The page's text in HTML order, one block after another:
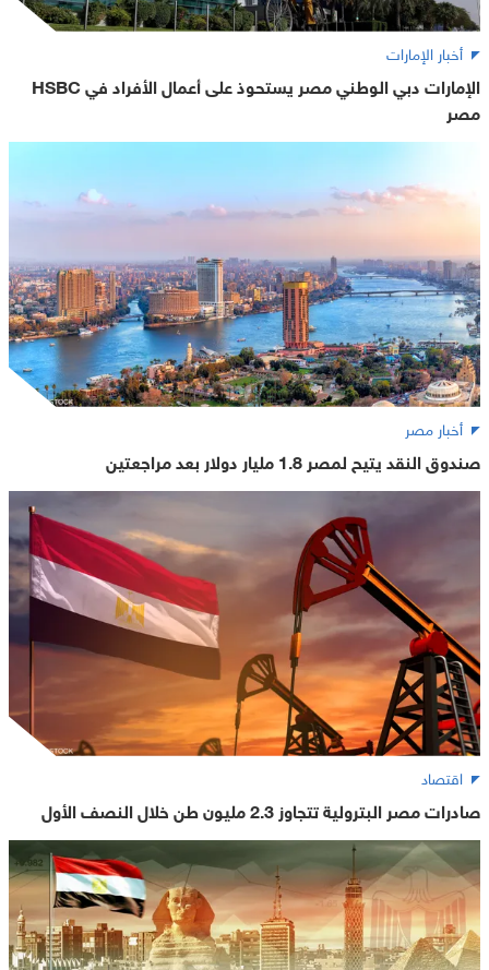
أخبار الإمارات
الإمارات دبي الوطني مصر يستحوذ على أعمال الأفراد في HSBC
مصر
أخبار مصر
صندوق النقد يتيح لمصر 1.8 مليار دولار بعد مراجعتين
اقتصاد
صادرات مصر البترولية تتجاوز 2.3 مليون طن خلال النصف الأول